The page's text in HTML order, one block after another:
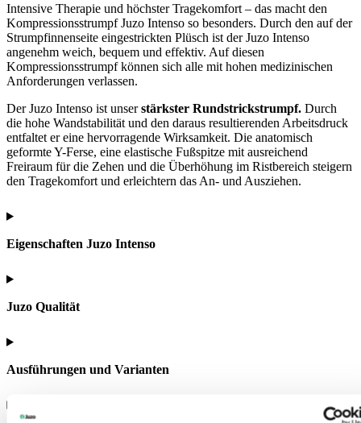
Intensive Therapie und höchster Tragekomfort – das macht den
Kompressionsstrumpf Juzo Intenso so besonders. Durch den auf der
Strumpfinnenseite eingestrickten Plüsch ist der Juzo Intenso
angenehm weich, bequem und effektiv. Auf diesen
Kompressionsstrumpf können sich alle mit hohen medizinischen
Anforderungen verlassen.
Der Juzo Intenso ist unserstärkster Rundstrickstrumpf. Durch
die hohe Wandstabilität und den daraus resultierenden Arbeitsdruck
entfaltet er eine hervorragende Wirksamkeit. Die anatomisch
geformte Y-Ferse, eine elastische Fußspitze mit ausreichend
Freiraum für die Zehen und die Überhöhung im Ristbereich steigern
den Tragekomfort und erleichtern das An- und Ausziehen.
Eigenschaften Juzo Intenso
Juzo Qualität
Ausführungen und Varianten